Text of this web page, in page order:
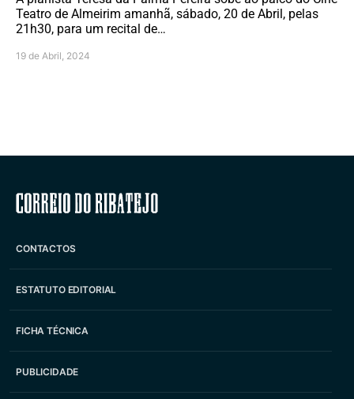
Teatro de Almeirim amanhã, sábado, 20 de Abril, pelas
21h30, para um recital de…
19 de Abril, 2024
Correio do Ribatejo
CONTACTOS
ESTATUTO EDITORIAL
FICHA TÉCNICA
PUBLICIDADE